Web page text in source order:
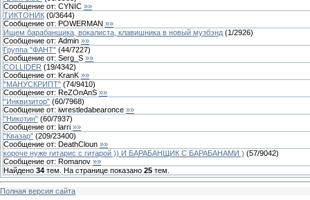
Сообщение от: CYNIC »»
ТИКТОНИК (0/3644)
Сообщение от: POWERMAN »»
Ищем барабанщика, вокалиста, клавишника в новый музбэнд (1/2926)
Сообщение от: Admin »»
Группа "ФАНТ" (44/7227)
Сообщение от: Serg_S »»
COLLIDER (19/4342)
Сообщение от: KranK »»
"МАНУСКРИПТ" (74/9410)
Сообщение от: ReZOnAnS »»
"Инквизитор" (60/7968)
Сообщение от: iwrestledabearonce »»
"Никотин" (60/7937)
Сообщение от: larri »»
"Квазар" (209/23400)
Сообщение от: DeathCloun »»
короче нуже гитарис с гитарой )) И БАРАБАНЩИК С БАРАБАНАМИ ) (57/9042)
Сообщение от: Romanov »»
Найдено 34 тем. На странице показано 25 тем.
Полная версия сайта